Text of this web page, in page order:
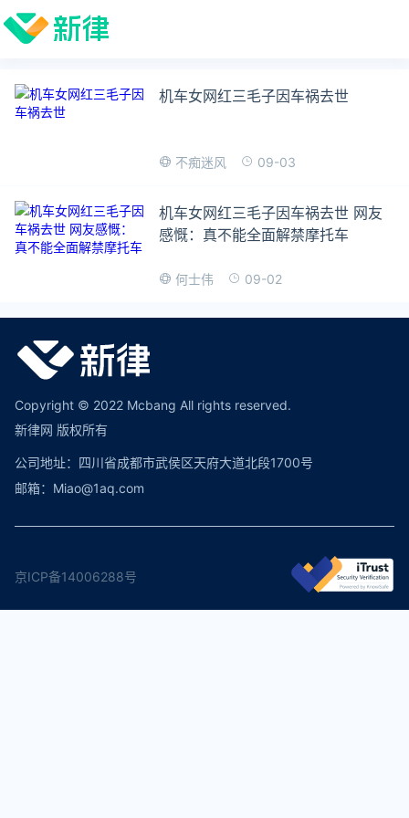
机车女网红三毛子因车祸去世
不痴迷风 09-03
机车女网红三毛子因车祸去世 网友
感慨：真不能全面解禁摩托车
何士伟 09-02
Copyright © 2022 Mcbang All rights reserved.
新律网 版权所有
公司地址：四川省成都市武侯区天府大道北段1700号
邮箱：Miao@1aq.com
京ICP备14006288号